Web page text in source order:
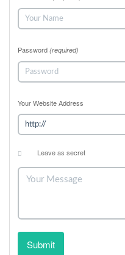
Password (required)
Your Website Address
Leave as secret
Submit